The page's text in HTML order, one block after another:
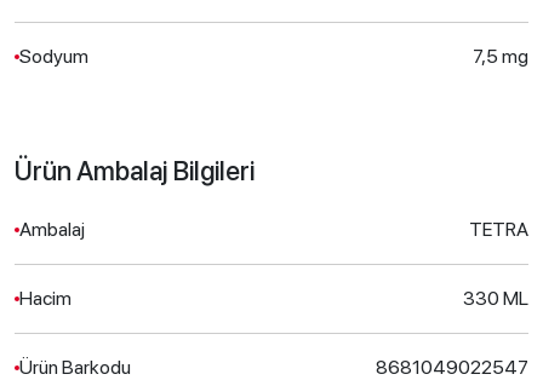
Sodyum 7,5 mg
Ürün Ambalaj Bilgileri
Ambalaj TETRA
Hacim 330 ML
Ürün Barkodu 8681049022547